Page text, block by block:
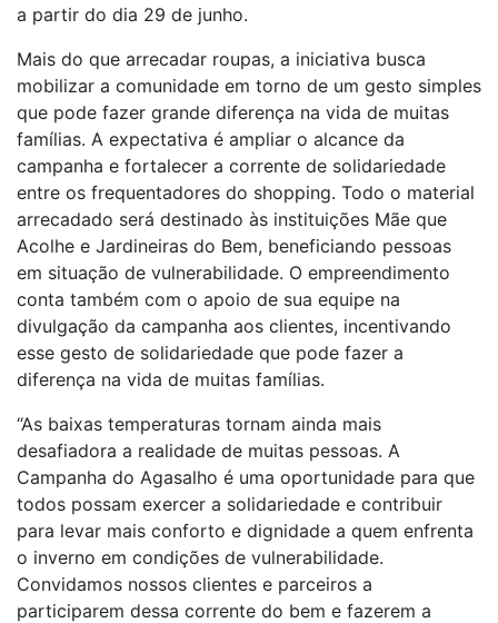
a partir do dia 29 de junho.
Mais do que arrecadar roupas, a iniciativa busca
mobilizar a comunidade em torno de um gesto simples
que pode fazer grande diferença na vida de muitas
famílias. A expectativa é ampliar o alcance da
campanha e fortalecer a corrente de solidariedade
entre os frequentadores do shopping. Todo o material
arrecadado será destinado às instituições Mãe que
Acolhe e Jardineiras do Bem, beneficiando pessoas
em situação de vulnerabilidade. O empreendimento
conta também com o apoio de sua equipe na
divulgação da campanha aos clientes, incentivando
esse gesto de solidariedade que pode fazer a
diferença na vida de muitas famílias.
“As baixas temperaturas tornam ainda mais
desafiadora a realidade de muitas pessoas. A
Campanha do Agasalho é uma oportunidade para que
todos possam exercer a solidariedade e contribuir
para levar mais conforto e dignidade a quem enfrenta
o inverno em condições de vulnerabilidade.
Convidamos nossos clientes e parceiros a
participarem dessa corrente do bem e fazerem a